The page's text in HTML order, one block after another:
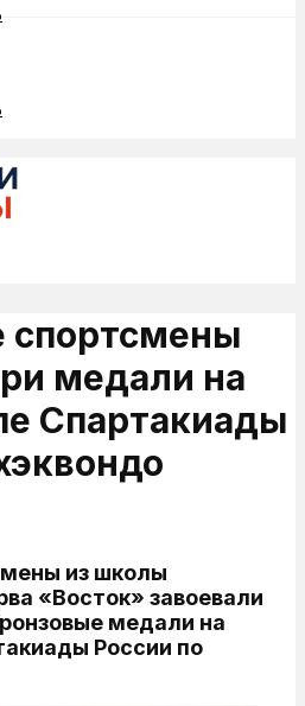
спортсмены
медали на
Спартакиады
из школы
«Восток» завоевали
медали на
России по